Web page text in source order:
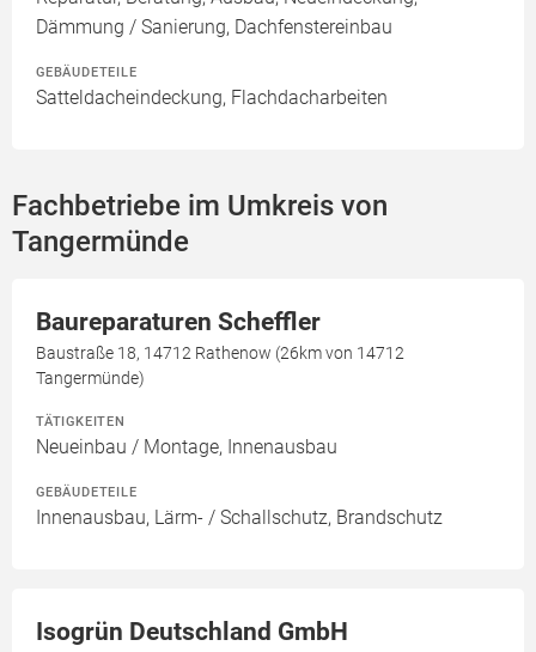
Dämmung / Sanierung, Dachfenstereinbau
GEBÄUDETEILE
Satteldacheindeckung, Flachdacharbeiten
Fachbetriebe im Umkreis von
Tangermünde
Baureparaturen Scheffler
Baustraße 18, 14712 Rathenow (26km von 14712
Tangermünde)
TÄTIGKEITEN
Neueinbau / Montage, Innenausbau
GEBÄUDETEILE
Innenausbau, Lärm- / Schallschutz, Brandschutz
Isogrün Deutschland GmbH